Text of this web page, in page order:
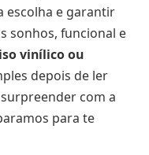
escolha e garantir
sonhos, funcional e
vinílico ou
depois de ler
com a
para te